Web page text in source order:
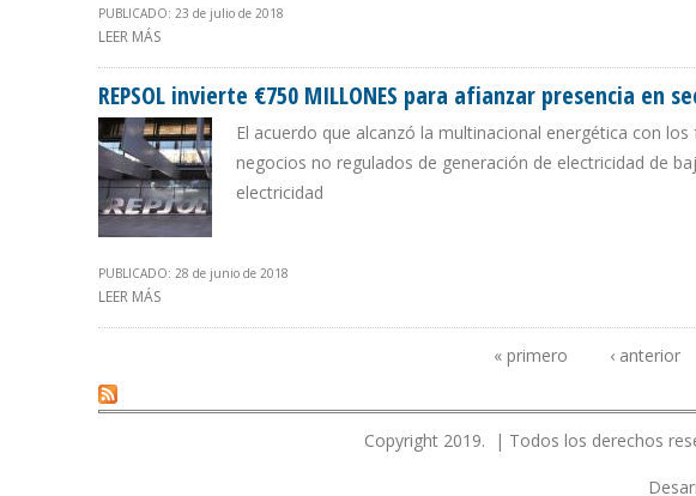
PUBLICADO: 23 de julio de 2018
LEER MÁS
REPSOL invierte €750 MILLONES para afianzar presencia
El acuerdo que alcanzó la multinacional energética con
negocios no regulados de generación de electricidad de
electricidad
PUBLICADO: 28 de junio de 2018
LEER MÁS
Páginas
« primero ‹ anterior
Copyright 2019. | Todos los derechos